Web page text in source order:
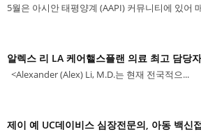
5월은 아시안 태평양계 (AAPI) 커뮤니티에 있어
알렉스 리 LA 케어핼스플랜 의료 최고 담당자
<Alexander (Alex) Li, M.D.는 현재 전국적으...
제이 예 UC데이비스 심장전문의, 아동 백신